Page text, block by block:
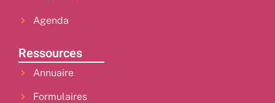
Agenda
Ressources
Annuaire
Formulaires